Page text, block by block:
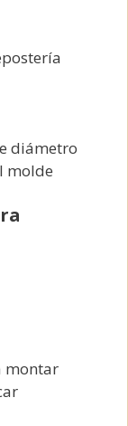
diámetro
molde
montar